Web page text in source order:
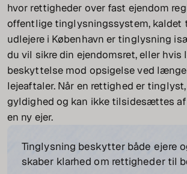
hvor rettigheder over fast ejendom
offentlige tinglysningssystem, kaldet
udlejere i København er tinglysning
du vil sikre din ejendomsret, eller hvis
beskyttelse mod opsigelse ved
lejeaftaler. Når en rettighed er
gyldighed og kan ikke tilsidesættes
en ny ejer.
Tinglysning beskytter både ejere
skaber klarhed om rettigheder til